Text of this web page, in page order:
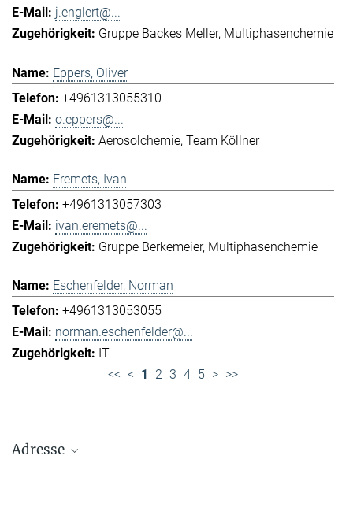
j.englert@...
Gruppe Backes Meller Multiphasenchemie
Eppers, Oliver
+4961313055310
o.eppers@...
Aerosolchemie Team Köllner
Eremets, Ivan
+4961313057303
ivan.eremets@...
Gruppe Berkemeier Multiphasenchemie
Eschenfelder, Norman
+4961313053055
norman.eschenfelder@...
IT
<< < 1 2 3 4 5 > >>
Adresse